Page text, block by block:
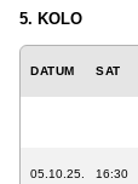
5. KOLO
DATUM SAT
05.10.25. 16:30